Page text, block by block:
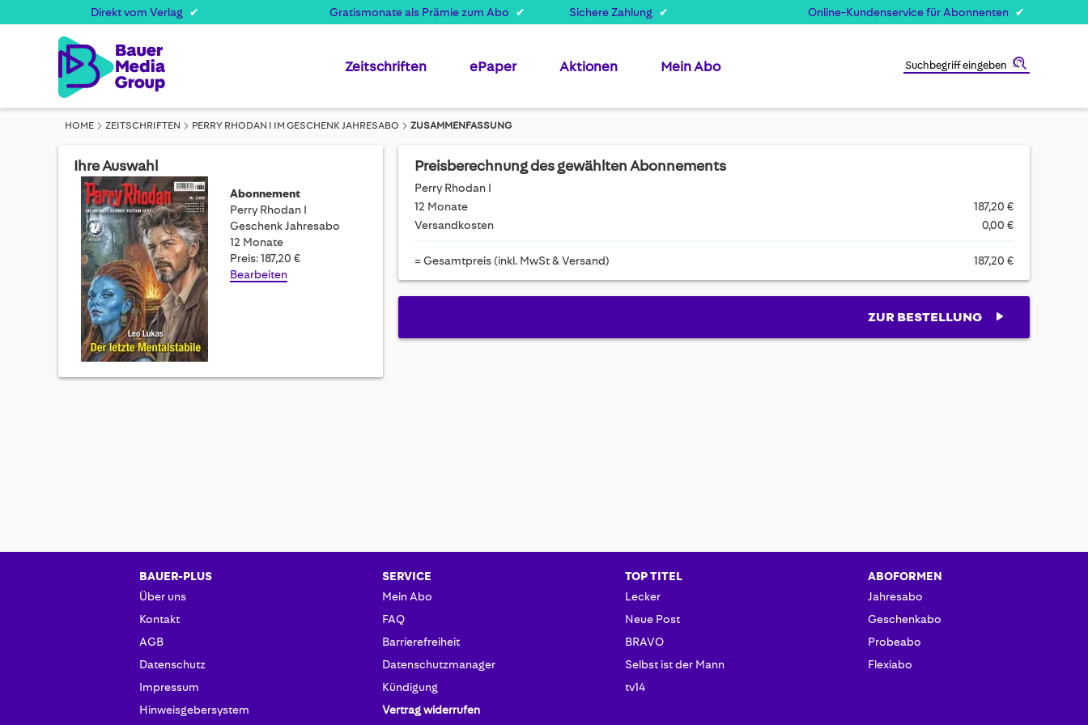
Direkt vom Verlag Gratismonate als Prämie zum Abo Sichere Zahlung Online-Kundenservice für Abonnenten
Zeitschriften ePaper Aktionen Mein Abo
HOME ZEITSCHRIFTEN PERRY RHODAN I IM GESCHENK JAHRESABO ZUSAMMENFASSUNG
Ihre Auswahl
Abonnement
Perry Rhodan I
Geschenk Jahresabo
12 Monate
Preis: 187,20 €
Bearbeiten
Preisberechnung des gewählten Abonnements
Perry Rhodan I
12 Monate
187,20 €
Versandkosten
0,00 €
= Gesamtpreis (inkl. MwSt & Versand) 187,20 €
ZUR BESTELLUNG
BAUER-PLUS
Über uns
Kontakt
AGB
Datenschutz
Impressum
Hinweisgebersystem
SERVICE
Mein Abo
FAQ
Barrierefreiheit
Datenschutzmanager
Kündigung
Vertrag widerrufen
TOP TITEL
Lecker
Neue Post
BRAVO
Selbst ist der Mann
tv14
ABOFORMEN
Jahresabo
Geschenkabo
Probeabo
Flexiabo